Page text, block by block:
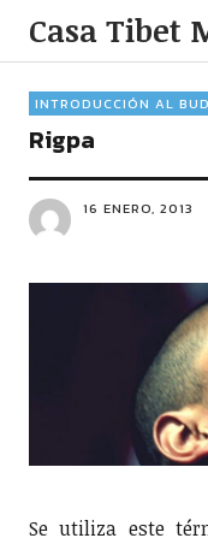
Casa Tibet
INTRODUCCIÓN AL
Rigpa
16 ENERO, 2013
Se utiliza este